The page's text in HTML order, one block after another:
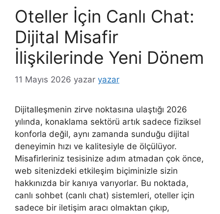
Oteller İçin Canlı Chat:
Dijital Misafir
İlişkilerinde Yeni Dönem
11 Mayıs 2026 yazar yazar
Dijitalleşmenin zirve noktasına ulaştığı 2026
yılında, konaklama sektörü artık sadece fiziksel
konforla değil, aynı zamanda sunduğu dijital
deneyimin hızı ve kalitesiyle de ölçülüyor.
Misafirleriniz tesisinize adım atmadan çok önce,
web sitenizdeki etkileşim biçiminizle sizin
hakkınızda bir kanıya varıyorlar. Bu noktada,
canlı sohbet (canlı chat) sistemleri, oteller için
sadece bir iletişim aracı olmaktan çıkıp,